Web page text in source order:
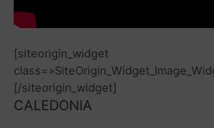
[siteorigin_widget
[/siteorigin_widget]
CALEDONIA